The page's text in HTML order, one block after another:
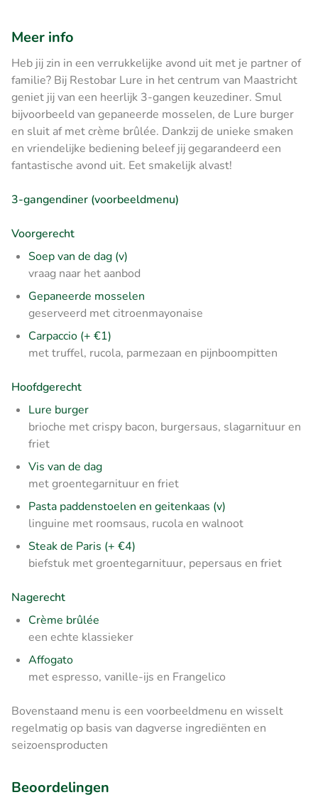
Meer info
Heb jij zin in een verrukkelijke avond uit met je partner of
familie? Bij Restobar Lure in het centrum van Maastricht
geniet jij van een heerlijk 3-gangen keuzediner. Smul
bijvoorbeeld van gepaneerde mosselen, de Lure burger
en sluit af met crème brûlée. Dankzij de unieke smaken
en vriendelijke bediening beleef jij gegarandeerd een
fantastische avond uit. Eet smakelijk alvast!
3-gangendiner (voorbeeldmenu)
Voorgerecht
Soep van de dag (v)
vraag naar het aanbod
Gepaneerde mosselen
geserveerd met citroenmayonaise
Carpaccio (+ €1)
met truffel, rucola, parmezaan en pijnboompitten
Hoofdgerecht
Lure burger
brioche met crispy bacon, burgersaus, slagarnituur en
friet
Vis van de dag
met groentegarnituur en friet
Pasta paddenstoelen en geitenkaas (v)
linguine met roomsaus, rucola en walnoot
Steak de Paris (+ €4)
biefstuk met groentegarnituur, pepersaus en friet
Nagerecht
Crème brûlée
een echte klassieker
Affogato
met espresso, vanille-ijs en Frangelico
Bovenstaand menu is een voorbeeldmenu en wisselt
regelmatig op basis van dagverse ingrediënten en
seizoensproducten
Beoordelingen